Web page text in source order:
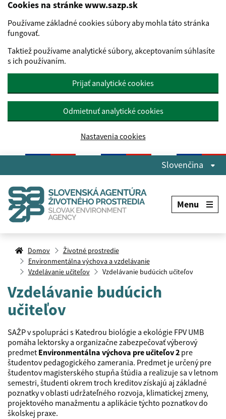
Cookies na stránke www.sazp.sk
Používame základné cookies súbory aby mohla táto stránka
fungovať.
Taktiež používame analytické súbory, akceptovaním súhlasíte
s ich používaním.
Prijať analytické cookies
Odmietnuť analytické cookies
Nastavenia cookies
Slovenčina
Menu
Domov
Životné prostredie
Environmentálna výchova a vzdelávanie
Vzdelávanie učiteľov
Vzdelávanie budúcich učiteľov
Vzdelávanie budúcich
učiteľov
SAŽP v spolupráci s Katedrou biológie a ekológie FPV UMB
pomáha lektorsky a organizačne zabezpečovať výberový
predmet Environmentálna výchova pre učiteľov 2 pre
študentov pedagogického zamerania. Predmet je určený pre
študentov magisterského stupňa štúdia a realizuje sa v letnom
semestri, študenti okrem troch kreditov získajú aj základné
poznatky v oblasti udržateľného rozvoja, klimatickej zmeny,
projektového manažmentu a aplikácie týchto poznatkov do
školskej praxe.